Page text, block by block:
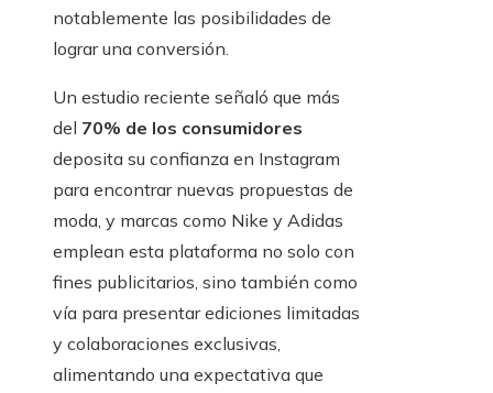
notablemente las posibilidades de
lograr una conversión.
Un estudio reciente señaló que más
del 70% de los consumidores
deposita su confianza en Instagram
para encontrar nuevas propuestas de
moda, y marcas como Nike y Adidas
emplean esta plataforma no solo con
fines publicitarios, sino también como
vía para presentar ediciones limitadas
y colaboraciones exclusivas,
alimentando una expectativa que